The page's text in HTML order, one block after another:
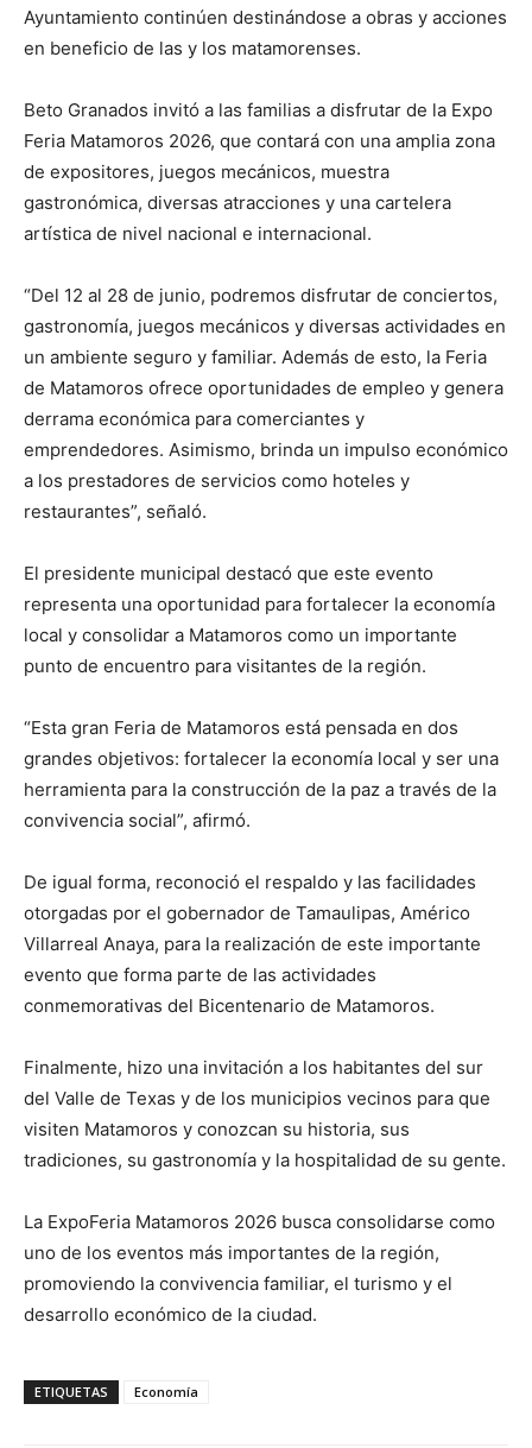
Ayuntamiento continúen destinándose a obras y acciones
en beneficio de las y los matamorenses.
Beto Granados invitó a las familias a disfrutar de la Expo
Feria Matamoros 2026, que contará con una amplia zona
de expositores, juegos mecánicos, muestra
gastronómica, diversas atracciones y una cartelera
artística de nivel nacional e internacional.
“Del 12 al 28 de junio, podremos disfrutar de conciertos,
gastronomía, juegos mecánicos y diversas actividades en
un ambiente seguro y familiar. Además de esto, la Feria
de Matamoros ofrece oportunidades de empleo y genera
derrama económica para comerciantes y
emprendedores. Asimismo, brinda un impulso económico
a los prestadores de servicios como hoteles y
restaurantes”, señaló.
El presidente municipal destacó que este evento
representa una oportunidad para fortalecer la economía
local y consolidar a Matamoros como un importante
punto de encuentro para visitantes de la región.
“Esta gran Feria de Matamoros está pensada en dos
grandes objetivos: fortalecer la economía local y ser una
herramienta para la construcción de la paz a través de la
convivencia social”, afirmó.
De igual forma, reconoció el respaldo y las facilidades
otorgadas por el gobernador de Tamaulipas, Américo
Villarreal Anaya, para la realización de este importante
evento que forma parte de las actividades
conmemorativas del Bicentenario de Matamoros.
Finalmente, hizo una invitación a los habitantes del sur
del Valle de Texas y de los municipios vecinos para que
visiten Matamoros y conozcan su historia, sus
tradiciones, su gastronomía y la hospitalidad de su gente.
La ExpoFeria Matamoros 2026 busca consolidarse como
uno de los eventos más importantes de la región,
promoviendo la convivencia familiar, el turismo y el
desarrollo económico de la ciudad.
ETIQUETAS Economía